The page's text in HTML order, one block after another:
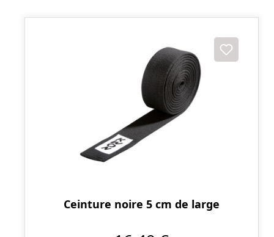
Ceinture noire 5 cm de large